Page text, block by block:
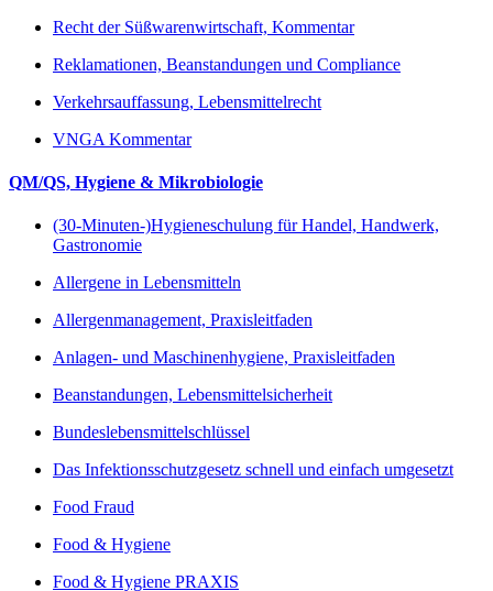
Recht der Süßwarenwirtschaft, Kommentar
Reklamationen, Beanstandungen und Compliance
Verkehrsauffassung, Lebensmittelrecht
VNGA Kommentar
QM/QS, Hygiene & Mikrobiologie
(30-Minuten-)Hygieneschulung für Handel, Handwerk,
Gastronomie
Allergene in Lebensmitteln
Allergenmanagement, Praxisleitfaden
Anlagen- und Maschinenhygiene, Praxisleitfaden
Beanstandungen, Lebensmittelsicherheit
Bundeslebensmittelschlüssel
Das Infektionsschutzgesetz schnell und einfach umgesetzt
Food Fraud
Food & Hygiene
Food & Hygiene PRAXIS